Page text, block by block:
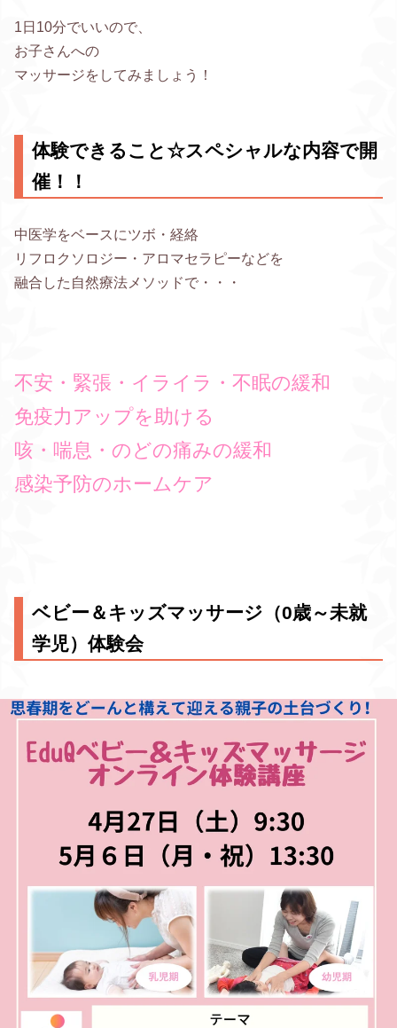
1日10分でいいので、
お子さんへの
マッサージをしてみましょう！
体験できること☆スペシャルな内容で開
催！！
中医学をベースにツボ・経絡
リフロクソロジー・アロマセラピーなどを
融合した自然療法メソッドで・・・
不安・緊張・イライラ・不眠の緩和
免疫力アップを助ける
咳・喘息・のどの痛みの緩和
感染予防のホームケア
ベビー＆キッズマッサージ（0歳～未就
学児）体験会